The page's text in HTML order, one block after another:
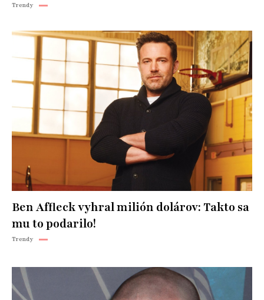
Trendy
Ben Affleck vyhral milión dolárov: Takto sa
mu to podarilo!
Trendy